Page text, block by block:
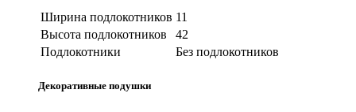
Ширина подлокотников 11
Высота подлокотников
42
Подлокотники
Без подлокотников
Декоративные подушки